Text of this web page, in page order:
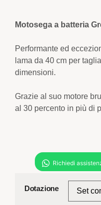
Motosega a batteria
Performante ed
lama da 40 cm per
dimensioni.
Grazie al suo motore
al 30 percento in più di
Dotazione